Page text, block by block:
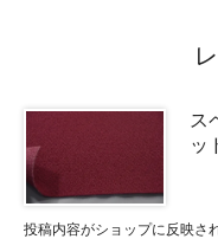
ス
ッ
投稿内容がショップに反映さ